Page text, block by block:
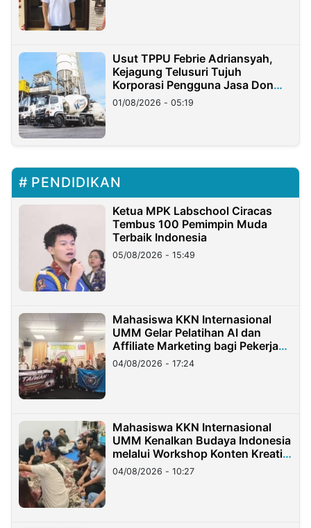
Usut TPPU Febrie Adriansyah,
Kejagung Telusuri Tujuh
Korporasi Pengguna Jasa Don
Ritto
01/08/2026 - 05:19
PENDIDIKAN
Ketua MPK Labschool Ciracas
Tembus 100 Pemimpin Muda
Terbaik Indonesia
05/08/2026 - 15:49
Mahasiswa KKN Internasional
UMM Gelar Pelatihan AI dan
Affiliate Marketing bagi Pekerja
Migran Indonesia di Taiwan
04/08/2026 - 17:24
Mahasiswa KKN Internasional
UMM Kenalkan Budaya Indonesia
melalui Workshop Konten Kreatif
di Taiwan
04/08/2026 - 10:27